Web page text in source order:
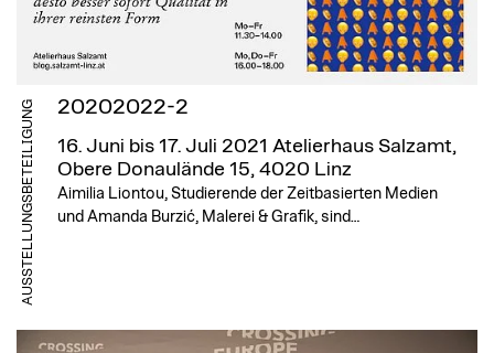
AUSSTELLUNGSBETEILIGUNG 20202022-2
16. Juni bis 17. Juli 2021 Atelierhaus Salzamt,
Obere Donaulände 15, 4020 Linz
Aimilia Liontou, Studierende der Zeitbasierten Medien
und Amanda Burzić, Malerei & Grafik, sind…